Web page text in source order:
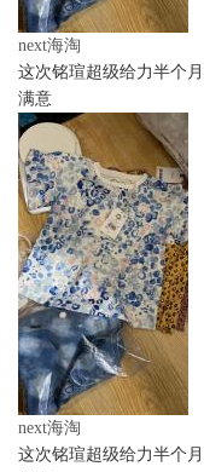
next海淘
这次铭瑄超级给力半个
满意
next海淘
这次铭瑄超级给力半个